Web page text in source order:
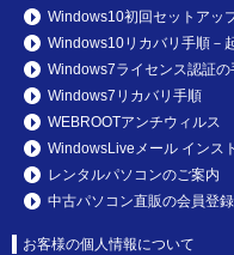
Windows10初回セットアッ
Windows10リカバリ手順－
Windows7ライセンス認証の
Windows7リカバリ手順
WEBROOTアンチウィルス
WindowsLiveメール インス
レンタルパソコンのご案内
中古パソコン直販の会員登録
お客様の個人情報について